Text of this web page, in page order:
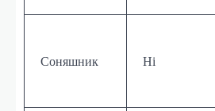
Соняшник Ні